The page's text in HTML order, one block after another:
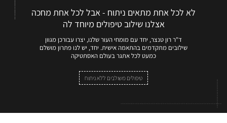
לא לכל אחת מתאים ניתוח - אבל לכל אחת מחכה
אצלנו שילוב טיפולים מיוחד לה
ד"ר רון טנצר, יחד עם מומחי העור שלנו, יצרו עבורכן מגוון
שילובים מתקדמים בהתאמה אישית. יחד, יש לנו פתרון מושלם
כמעט לכל אתגר בעולם האסתטיקה
טיפולים משולבים ללא ניתוח